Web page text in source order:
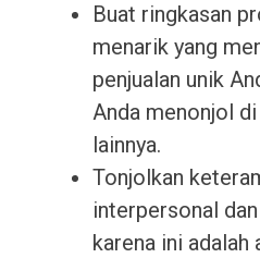
Buat ringkasan
menarik yang
penjualan unik
Anda menonjol
lainnya.
Tonjolkan
interpersonal
karena ini adalah